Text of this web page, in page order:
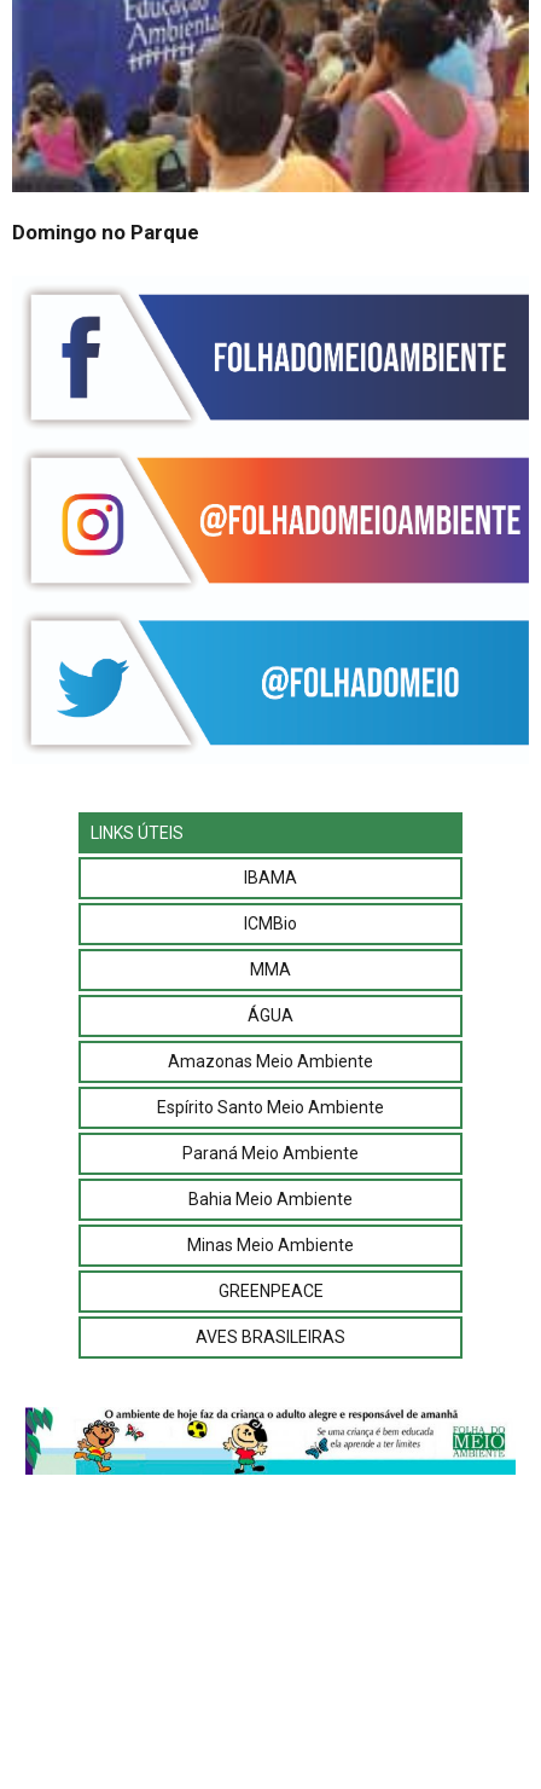
Domingo no Parque
LINKS ÚTEIS
IBAMA
ICMBio
MMA
ÁGUA
Amazonas Meio Ambiente
Espírito Santo Meio Ambiente
Paraná Meio Ambiente
Bahia Meio Ambiente
Minas Meio Ambiente
GREENPEACE
AVES BRASILEIRAS